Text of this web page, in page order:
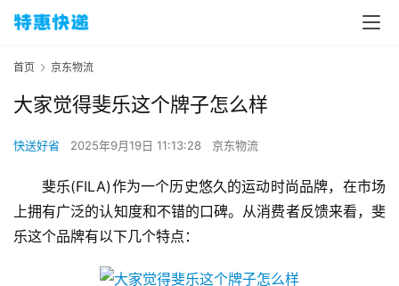
首页 京东物流
大家觉得斐乐这个牌子怎么样
快送好省 2025年9月19日 11:13:28 京东物流
斐乐(FILA)作为一个历史悠久的运动时尚品牌，在市场
上拥有广泛的认知度和不错的口碑。从消费者反馈来看，斐
乐这个品牌有以下几个特点：